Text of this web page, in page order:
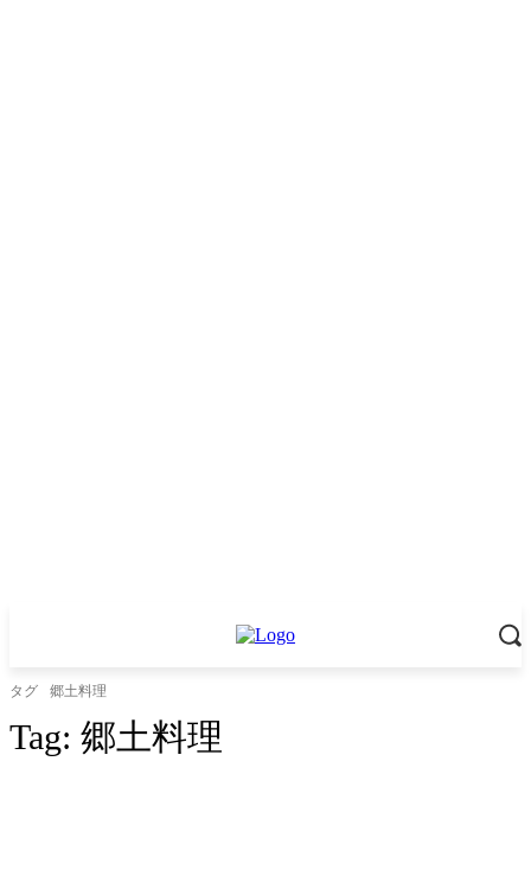
タグ 郷土料理
Tag: 郷土料理